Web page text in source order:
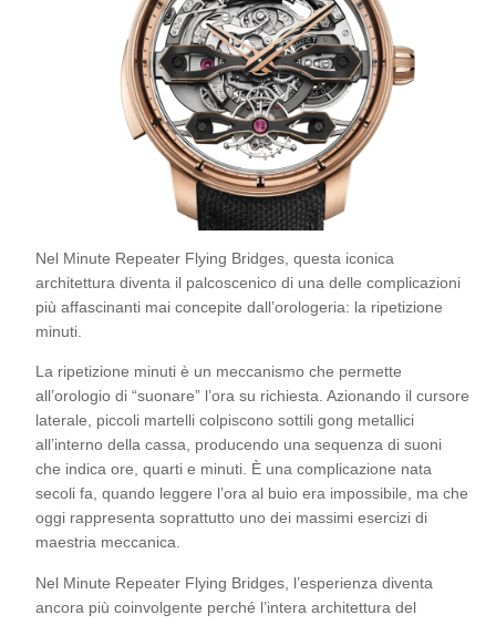
Nel Minute Repeater Flying Bridges, questa iconica
architettura diventa il palcoscenico di una delle complicazioni
più affascinanti mai concepite dall’orologeria: la ripetizione
minuti.
La ripetizione minuti è un meccanismo che permette
all’orologio di “suonare” l’ora su richiesta. Azionando il cursore
laterale, piccoli martelli colpiscono sottili gong metallici
all’interno della cassa, producendo una sequenza di suoni
che indica ore, quarti e minuti. È una complicazione nata
secoli fa, quando leggere l’ora al buio era impossibile, ma che
oggi rappresenta soprattutto uno dei massimi esercizi di
maestria meccanica.
Nel Minute Repeater Flying Bridges, l’esperienza diventa
ancora più coinvolgente perché l’intera architettura del